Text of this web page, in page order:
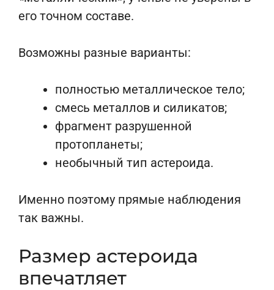
его точном составе.
Возможны разные варианты:
полностью металлическое тело;
смесь металлов и силикатов;
фрагмент разрушенной
протопланеты;
необычный тип астероида.
Именно поэтому прямые наблюдения
так важны.
Размер астероида
впечатляет